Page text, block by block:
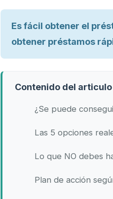
Es fácil obtener el
obtener préstamos
Contenido del articulo
¿Se puede
Las 5 opciones
Lo que NO debes
Plan de acción